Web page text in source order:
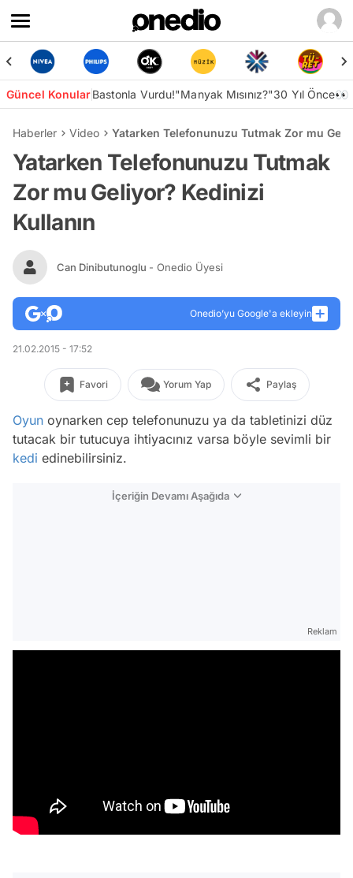
Güncel KonularBastonla Vurdu!"Manyak Mısınız?"30 Yıl Önce👀
Haberler Video Yatarken Telefonunuzu Tutmak Zor mu
Yatarken Telefonunuzu Tutmak
Zor mu Geliyor? Kedinizi
Kullanın
Can Dinibutunoglu - Onedio Üyesi
Onedio’yu Google'a ekleyin
21.02.2015 - 17:52
Favori Yorum Yap Paylaş
Oyun oynarken cep telefonunuzu ya da tabletinizi düz
tutacak bir tutucuya ihtiyacınız varsa böyle sevimli bir
kedi edinebilirsiniz.
İçeriğin Devamı Aşağıda
Reklam